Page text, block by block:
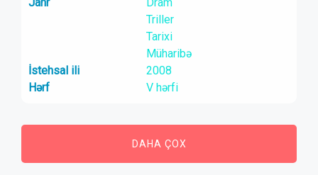
Triller
Tarixi
Müharibə
İstehsal ili
2008
Hərf
V hərfi
DAHA ÇOX